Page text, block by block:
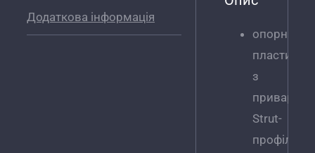
Додаткова інформація
опорна
пластина
з
Strut-
профілем